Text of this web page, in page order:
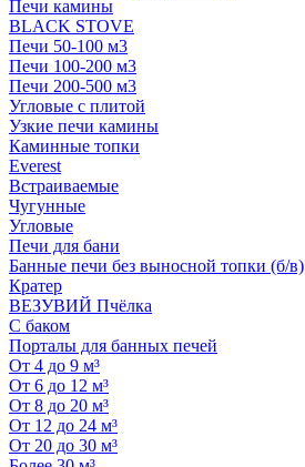
Печи камины
BLACK STOVE
Печи 50-100 м3
Печи 100-200 м3
Печи 200-500 м3
Угловые с плитой
Узкие печи камины
Каминные топки
Everest
Встраиваемые
Чугунные
Угловые
Печи для бани
Банные печи без выносной топки (б/в)
Кратер
ВЕЗУВИЙ Пчёлка
С баком
Порталы для банных печей
От 4 до 9 м³
От 6 до 12 м³
От 8 до 20 м³
От 12 до 24 м³
От 20 до 30 м³